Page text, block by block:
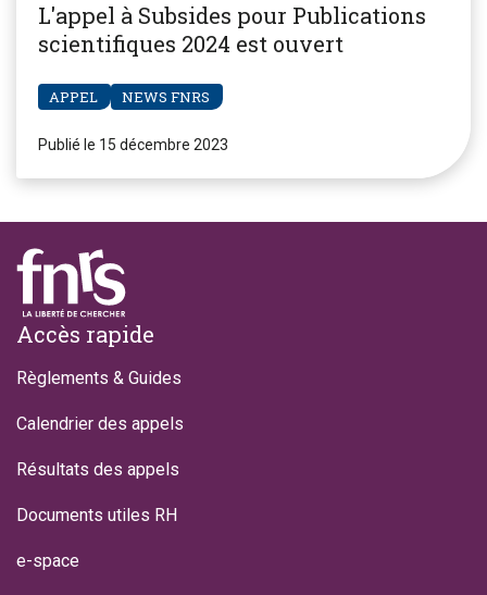
L'appel à Subsides pour Publications
scientifiques 2024 est ouvert
APPEL NEWS FNRS
Publié le 15 décembre 2023
Footer
Accès rapide
Règlements & Guides
Calendrier des appels
Résultats des appels
Documents utiles RH
e-space